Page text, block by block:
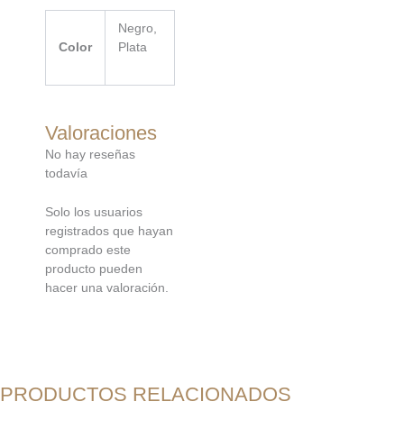
Color
Negro,
Plata
Valoraciones
No hay reseñas
todavía
Solo los usuarios
registrados que hayan
comprado este
producto pueden
hacer una valoración.
PRODUCTOS RELACIONADOS